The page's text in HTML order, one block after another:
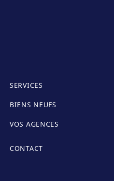
SERVICES
BIENS NEUFS
VOS AGENCES
CONTACT